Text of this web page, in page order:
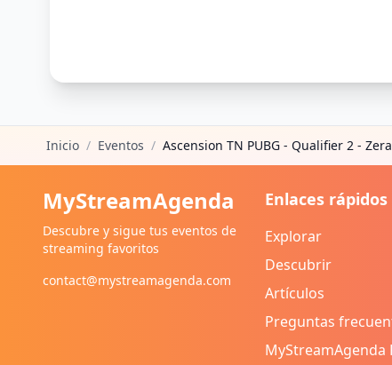
Inicio / Eventos / Ascension TN PUBG - Qualifier 2 -
MyStreamAgenda
Descubre y sigue tus eventos de
streaming favoritos
contact@mystreamagenda.com
Enlaces rápidos
Explorar
Descubrir
Artículos
Preguntas
MyStreamAgenda